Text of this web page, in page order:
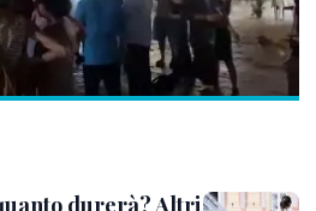
durerà? Altri